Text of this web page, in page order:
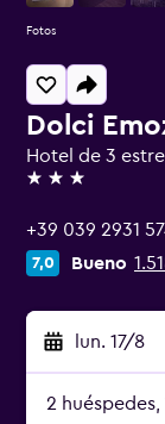
Dolci
Hotel de 3
3 estrellas
+39 039 2931
7,0 Bueno
lun. 17/8
2
Fotos